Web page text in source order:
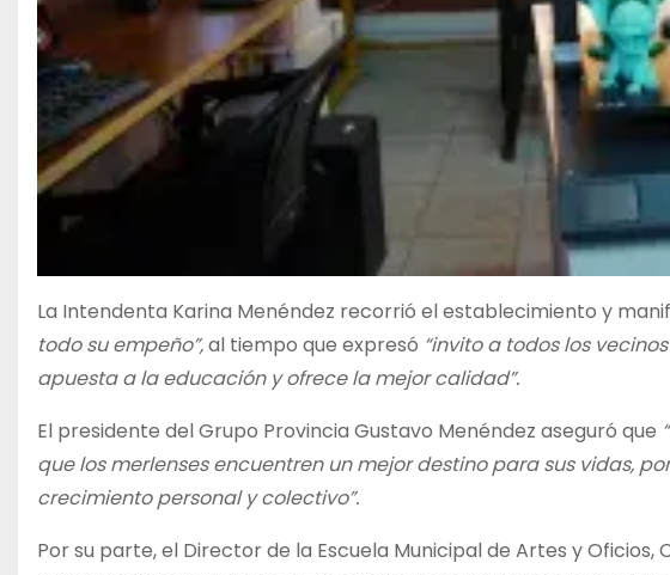
La Intendenta Karina Menéndez recorrió el establecimiento y
todo su empeño”,al tiempo que expresó “invito a todos los
apuesta a la educación y ofrece la mejor calidad”.
El presidente del Grupo Provincia Gustavo Menéndez aseguró que
que los merlenses encuentren un mejor destino para sus vidas,
crecimiento personal y colectivo”.
Por su parte, el Director de la Escuela Municipal de Artes y Oficios,